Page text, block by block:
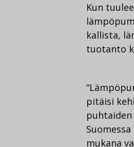
Kun
kallista,
tuotanto
pitäisi
mukana